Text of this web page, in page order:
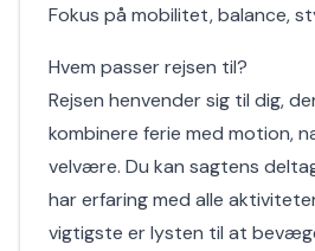
Fokus på mobilitet, balance,
Hvem passer rejsen til?
Rejsen henvender sig til dig,
kombinere ferie med motion,
velvære. Du kan sagtens
har erfaring med alle
vigtigste er lysten til at